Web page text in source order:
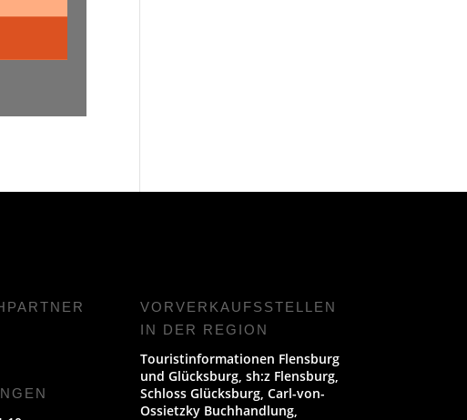
VORVERKAUFS­STELLEN
IN DER REGION
Touristinformationen Flensburg
und Glücksburg, sh:z Flensburg,
Schloss Glücksburg, Carl-von-
Ossietzky Buchhandlung,